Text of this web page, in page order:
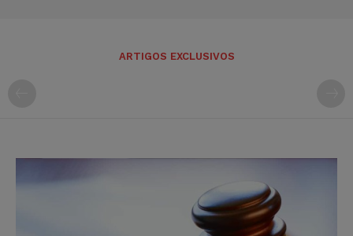
ARTIGOS EXCLUSIVOS